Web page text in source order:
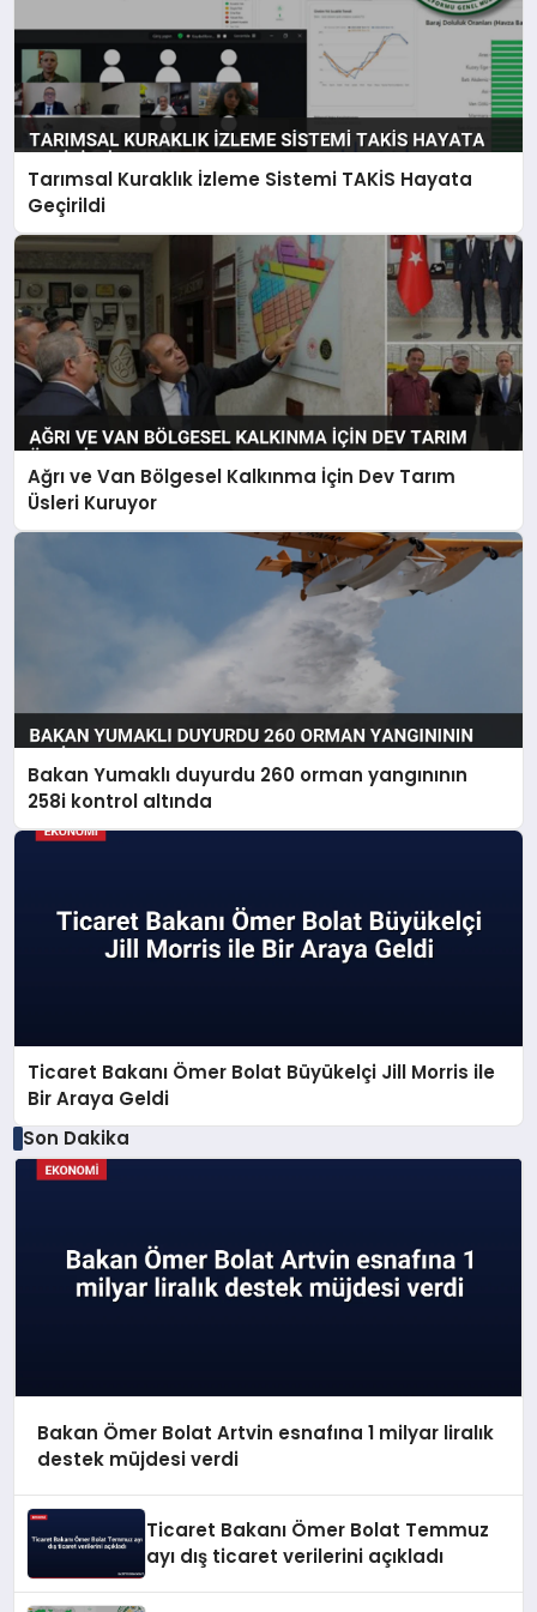
Tarımsal Kuraklık İzleme Sistemi TAKİS Hayata
Geçirildi
Ağrı ve Van Bölgesel Kalkınma İçin Dev Tarım
Üsleri Kuruyor
Bakan Yumaklı duyurdu 260 orman yangınının
258i kontrol altında
Ticaret Bakanı Ömer Bolat Büyükelçi Jill Morris ile
Bir Araya Geldi
Son Dakika
Bakan Ömer Bolat Artvin esnafına 1 milyar liralık
destek müjdesi verdi
Ticaret Bakanı Ömer Bolat Temmuz
ayı dış ticaret verilerini açıkladı